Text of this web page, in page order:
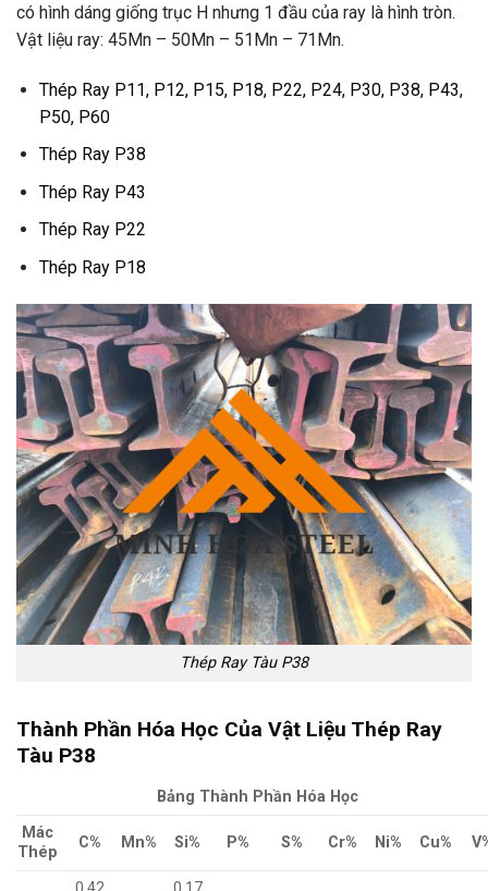
có hình dáng giống trục H nhưng 1 đầu của ray là hình tròn.
Vật liệu ray: 45Mn – 50Mn – 51Mn – 71Mn.
Thép Ray P11, P12, P15, P18, P22, P24, P30, P38, P43,
P50, P60
Thép Ray P38
Thép Ray P43
Thép Ray P22
Thép Ray P18
Thép Ray Tàu P38
Thành Phần Hóa Học Của Vật Liệu Thép Ray
Tàu P38
Bảng Thành Phần Hóa Học
Mác
Thép
C% Mn% Si% P% S% Cr% Ni% Cu%